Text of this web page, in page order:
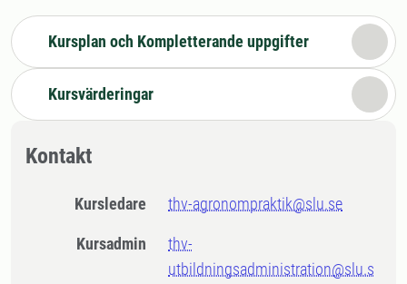
Kursplan och Kompletterande uppgifter
Kursvärderingar
Kontakt
Kursledare thv-agronompraktik@slu.se
Kursadmin
thv-
utbildningsadministration@slu.s